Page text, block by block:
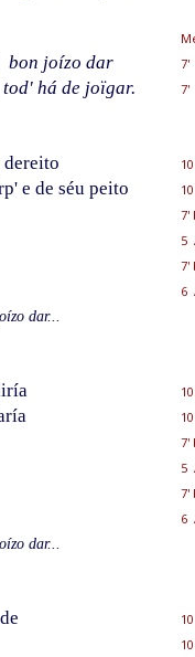
bon joízo dar 7'
tod' há de joïgar. 7'
dereito
e de séu peito
7'
5
7'
6
dar...
7'
5
7'
6
dar...